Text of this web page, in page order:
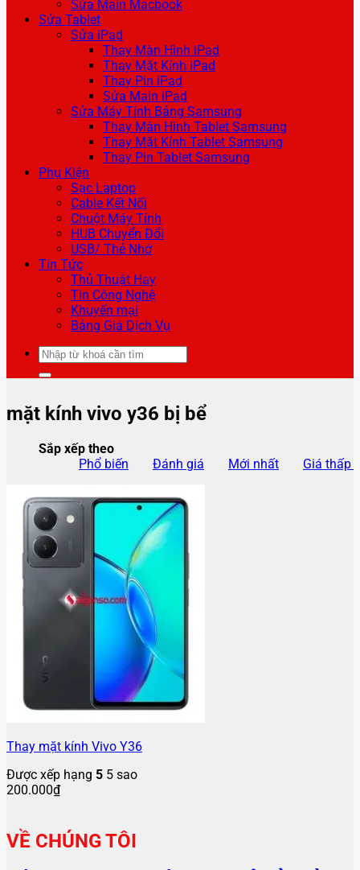
Sửa Main Macbook
Sửa Tablet
Sửa iPad
Thay Màn Hình iPad
Thay Mặt Kính iPad
Thay Pin iPad
Sửa Main iPad
Sửa Máy Tính Bảng Samsung
Thay Màn Hình Tablet Samsung
Thay Mặt Kính Tablet Samsung
Thay Pin Tablet Samsung
Phụ Kiện
Sạc Laptop
Cable Kết Nối
Chuột Máy Tính
HUB Chuyển Đổi
USB/ Thẻ Nhớ
Tin Tức
Thủ Thuật Hay
Tin Công Nghệ
Khuyến mại
Bảng Giá Dịch Vụ
Tìm
kiếm:
mặt kính vivo y36 bị bể
Sắp xếp theo
Phổ biến
Đánh giá Mới nhất Giá thấp
Thay mặt kính Vivo Y36
Được xếp hạng 5 5 sao
200.000₫
VỀ CHÚNG TÔI